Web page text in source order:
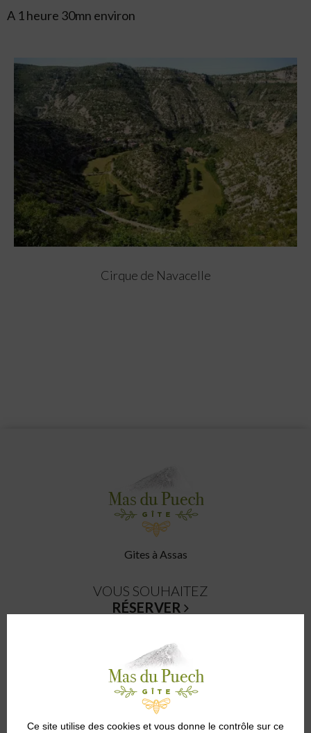
A 1 heure 30mn environ
Cirque de Navacelle
Gites à Assas
VOUS SOUHAITEZ
RÉSERVER
SUIVEZ NOUS SUR
LES RÉSEAUX SOCIAUX
CHÈQUES VACANCES
Ce site utilise des cookies et vous donne le contrôle sur ce